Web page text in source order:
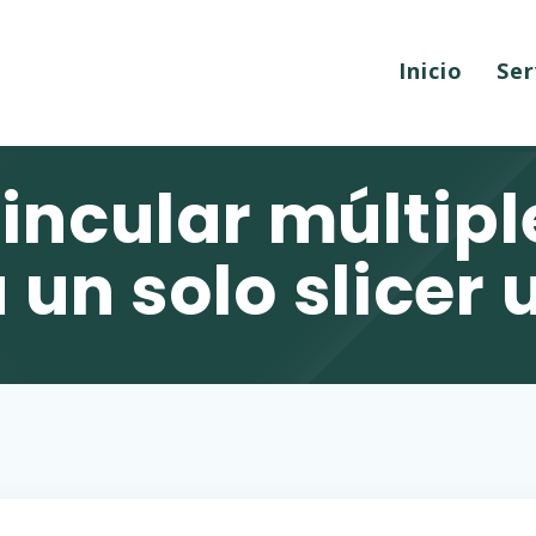
Inicio
solo slicer